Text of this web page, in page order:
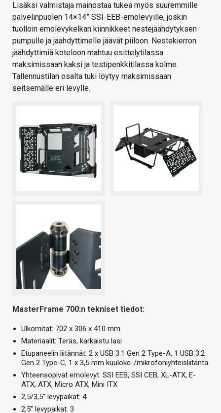
Lisäksi valmistaja mainostaa tukea myös suuremmille
palvelinpuolen 14×14” SSI-EEB-emolevyille, joskin
tuolloin emolevykelkan kiinnikkeet nestejäähdytyksen
pumpulle ja jäähdyttimelle jäävät piiloon. Nestekierron
jäähdyttimiä koteloon mahtuu esittelytilassa
maksimissaan kaksi ja testipenkkitilassa kolme.
Tallennustilan osalta tuki löytyy maksimissaan
seitsemälle eri levylle.
MasterFrame 700:n tekniset tiedot:
Ulkomitat: 702 x 306 x 410 mm
Materiaalit: Teräs, karkaistu lasi
Etupaneelin liitännät: 2 x USB 3.1 Gen 2 Type-A, 1 USB 3.2
Gen 2 Type-C, 1 x 3,5 mm kuuloke-/mikrofoniyhteisliitäntä
Yhteensopivat emolevyt: SSI EEB, SSI CEB, XL-ATX, E-
ATX, ATX, Micro ATX, Mini ITX
2,5/3,5” levypaikat: 4
2,5” levypaikat: 3